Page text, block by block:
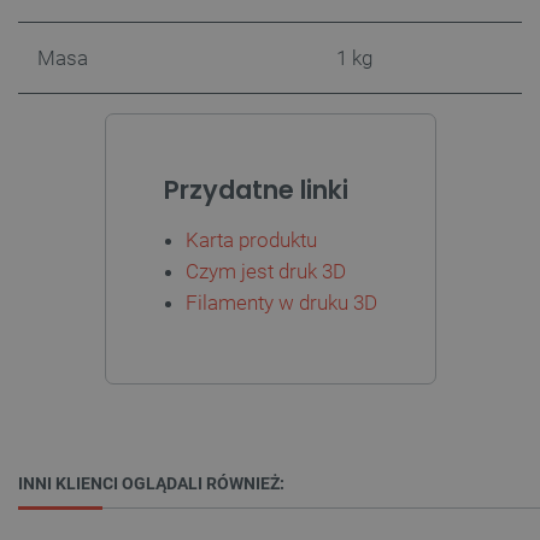
Masa 1 kg
Przydatne linki
Karta produktu
Czym jest druk 3D
Filamenty w druku 3D
INNI KLIENCI OGLĄDALI RÓWNIEŻ:
PHPSESSID